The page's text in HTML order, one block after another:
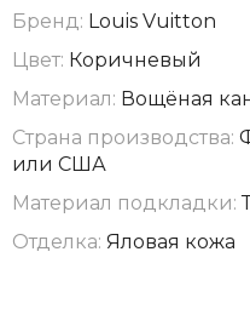
Бренд: Louis Vuitton
Цвет: Коричневый
Материал: Вощёная
Страна производства:
или США
Материал подкладки:
Отделка: Яловая кожа